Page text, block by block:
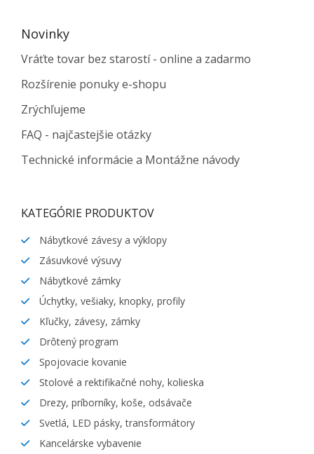
Novinky
Vráťte tovar bez starostí - online a zadarmo
Rozšírenie ponuky e-shopu
Zrýchľujeme
FAQ - najčastejšie otázky
Technické informácie a Montážne návody
KATEGÓRIE PRODUKTOV
Nábytkové závesy a výklopy
Zásuvkové výsuvy
Nábytkové zámky
Úchytky, vešiaky, knopky, profily
Kľučky, závesy, zámky
Drôtený program
Spojovacie kovanie
Stolové a rektifikačné nohy, kolieska
Drezy, príborníky, koše, odsávače
Svetlá, LED pásky, transformátory
Kancelárske vybavenie